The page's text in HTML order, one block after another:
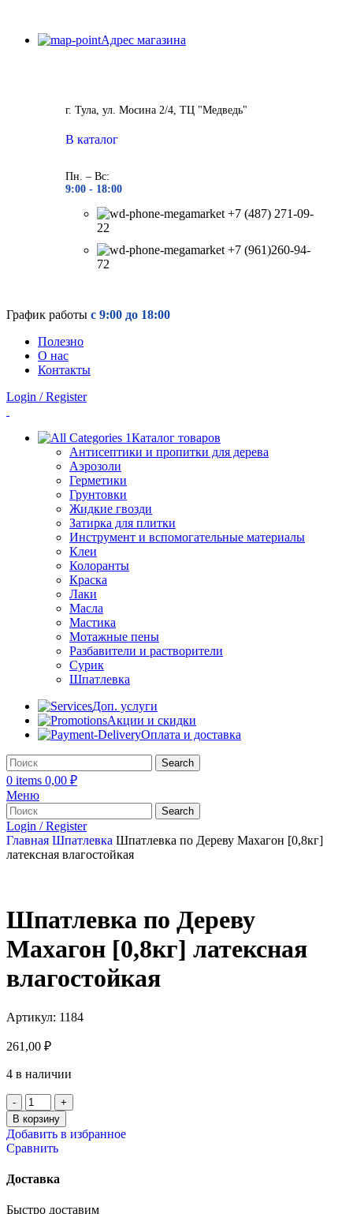
Адрес магазина
г. Тула, ул. Мосина 2/4, ТЦ "Медведь"
В каталог
Пн. – Вс:
9:00 - 18:00
+7 (487) 271-09-
22
+7 (961)260-94-
72
График работы с 9:00 до 18:00
Полезно
О нас
Контакты
Login / Register
Каталог товаров
Антисептики и пропитки для дерева
Аэрозоли
Герметики
Грунтовки
Жидкие гвозди
Затирка для плитки
Инструмент и вспомогательные материалы
Клеи
Колоранты
Краска
Лаки
Масла
Мастика
Мотажные пены
Разбавители и растворители
Сурик
Шпатлевка
Доп. услуги
Акции и скидки
Оплата и доставка
Search
0 items 0,00 ₽
Меню
Search
Login / Register
Главная Шпатлевка Шпатлевка по Дереву Махагон [0,8кг]
латексная влагостойкая
Шпатлевка по Дереву
Махагон [0,8кг] латексная
влагостойкая
Артикул: 1184
261,00 ₽
4 в наличии
В корзину
Добавить в избранное
Сравнить
Доставка
Быстро доставим